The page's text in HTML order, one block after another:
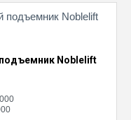
Noblelift